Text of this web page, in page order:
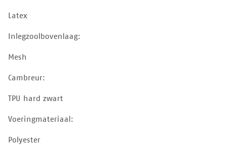
Latex
Inlegzoolbovenlaag:
Mesh
Cambreur:
TPU hard zwart
Voeringmateriaal:
Polyester